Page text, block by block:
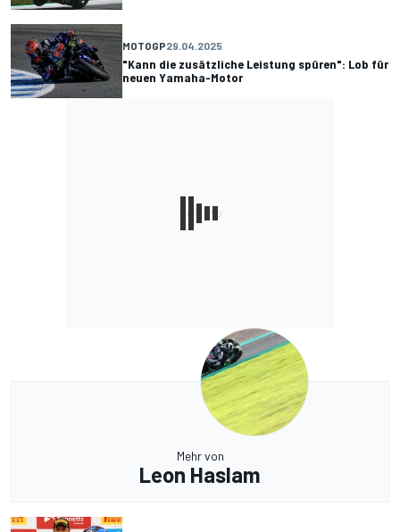
MOTOGP29.04.2025
"Kann die zusätzliche Leistung spüren": Lob für
neuen Yamaha-Motor
Mehr von
Leon Haslam